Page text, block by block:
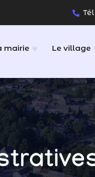
mairie Le village